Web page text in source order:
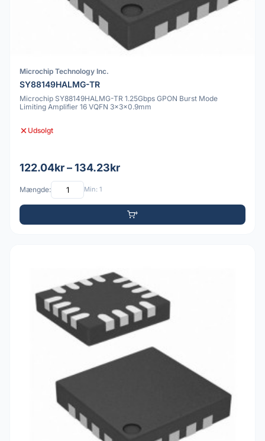
Microchip Technology Inc.
SY88149HALMG-TR
Microchip SY88149HALMG-TR 1.25Gbps GPON Burst Mode
Limiting Amplifier 16 VQFN 3x3x0.9mm
Udsolgt
122.04kr – 134.23kr
Mængde: Min: 1